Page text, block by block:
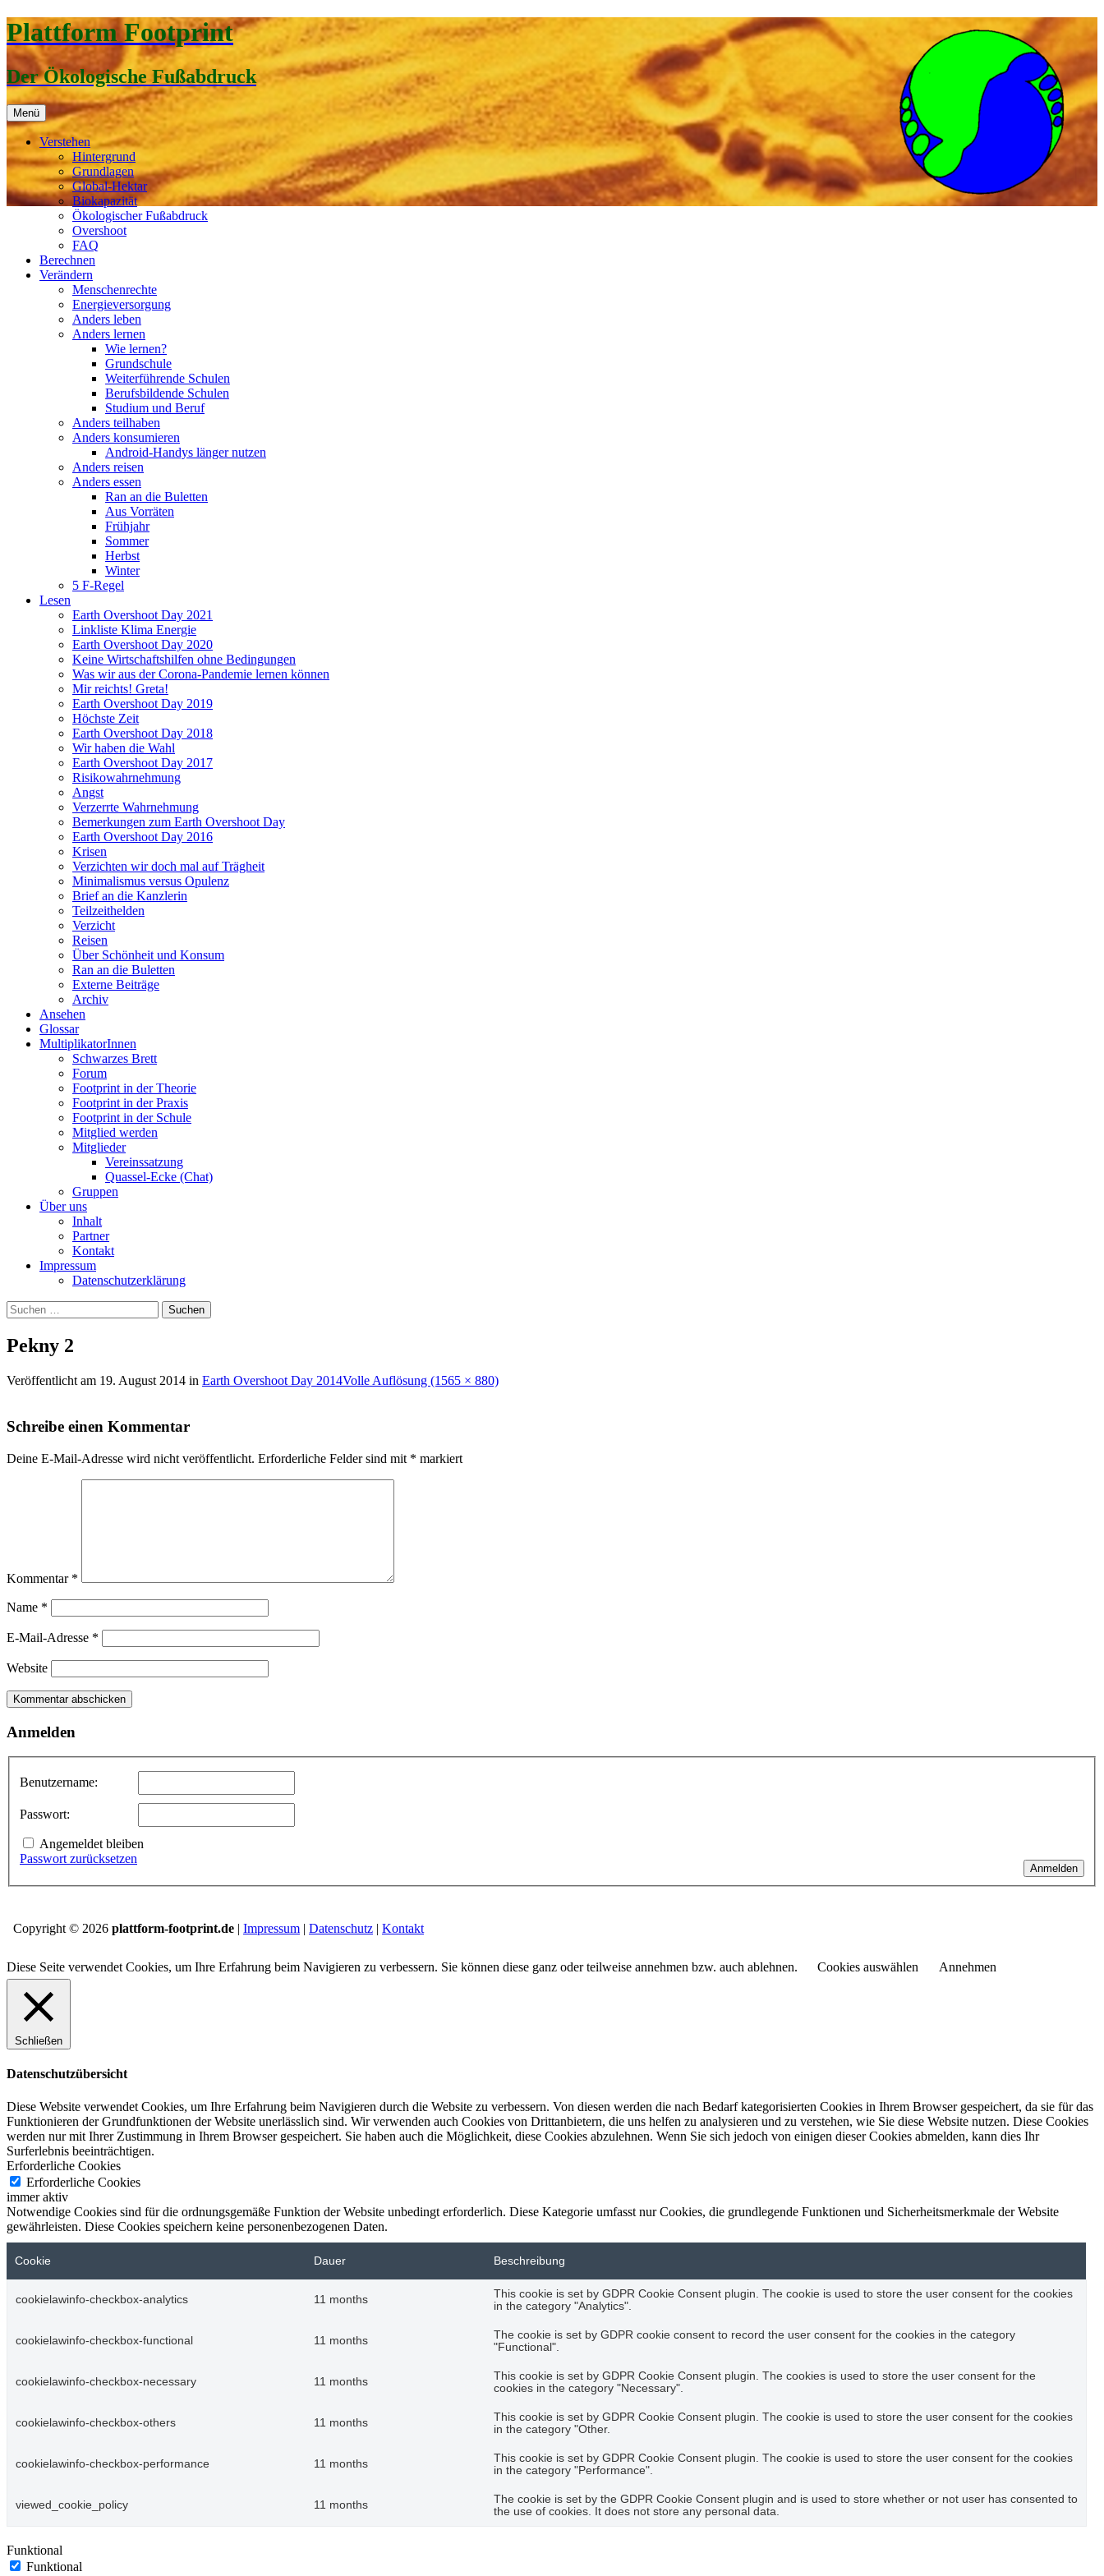
Zum
Inhalt
springen
Plattform Footprint
Der Ökologische Fußabdruck
Menü
Verstehen
Hintergrund
Grundlagen
Global-Hektar
Biokapazität
Ökologischer Fußabdruck
Overshoot
FAQ
Berechnen
Verändern
Menschenrechte
Energieversorgung
Anders leben
Anders lernen
Wie lernen?
Grundschule
Weiterführende Schulen
Berufsbildende Schulen
Studium und Beruf
Anders teilhaben
Anders konsumieren
Android-Handys länger nutzen
Anders reisen
Anders essen
Ran an die Buletten
Aus Vorräten
Frühjahr
Sommer
Herbst
Winter
5 F-Regel
Lesen
Earth Overshoot Day 2021
Linkliste Klima Energie
Earth Overshoot Day 2020
Keine Wirtschaftshilfen ohne Bedingungen
Was wir aus der Corona-Pandemie lernen können
Mir reichts! Greta!
Earth Overshoot Day 2019
Höchste Zeit
Earth Overshoot Day 2018
Wir haben die Wahl
Earth Overshoot Day 2017
Risikowahrnehmung
Angst
Verzerrte Wahrnehmung
Bemerkungen zum Earth Overshoot Day
Earth Overshoot Day 2016
Krisen
Verzichten wir doch mal auf Trägheit
Minimalismus versus Opulenz
Brief an die Kanzlerin
Teilzeithelden
Verzicht
Reisen
Über Schönheit und Konsum
Ran an die Buletten
Externe Beiträge
Archiv
Ansehen
Glossar
MultiplikatorInnen
Schwarzes Brett
Forum
Footprint in der Theorie
Footprint in der Praxis
Footprint in der Schule
Mitglied werden
Mitglieder
Vereinssatzung
Quassel-Ecke (Chat)
Gruppen
Über uns
Inhalt
Partner
Kontakt
Impressum
Datenschutzerklärung
Suchen
nach:
Pekny 2
Veröffentlicht am 19. August 2014 in Earth Overshoot Day 2014Volle Auflösung (1565 × 880)
Schreibe einen Kommentar
Deine E-Mail-Adresse wird nicht veröffentlicht. Erforderliche Felder sind mit * markiert
Kommentar *
Name *
E-Mail-Adresse *
Website
Anmelden
Benutzername:
Passwort:
Angemeldet bleiben
Anmelden
Passwort zurücksetzen
Copyright © 2026 plattform-footprint.de | Impressum | Datenschutz | Kontakt
Diese Seite verwendet Cookies, um Ihre Erfahrung beim Navigieren zu verbessern. Sie können diese ganz oder teilweise annehmen bzw. auch ablehnen. Cookies auswählen Annehmen
Schließen
Datenschutzübersicht
Diese Website verwendet Cookies, um Ihre Erfahrung beim Navigieren durch die Website zu verbessern. Von diesen werden die nach Bedarf kategorisierten Cookies in Ihrem Browser gespeichert, da sie für das
Funktionieren der Grundfunktionen der Website unerlässlich sind. Wir verwenden auch Cookies von Drittanbietern, die uns helfen zu analysieren und zu verstehen, wie Sie diese Website nutzen. Diese Cookies
werden nur mit Ihrer Zustimmung in Ihrem Browser gespeichert. Sie haben auch die Möglichkeit, diese Cookies abzulehnen. Wenn Sie sich jedoch von einigen dieser Cookies abmelden, kann dies Ihr
Surferlebnis beeinträchtigen.
Erforderliche Cookies
Erforderliche Cookies
immer aktiv
Notwendige Cookies sind für die ordnungsgemäße Funktion der Website unbedingt erforderlich. Diese Kategorie umfasst nur Cookies, die grundlegende Funktionen und Sicherheitsmerkmale der Website
gewährleisten. Diese Cookies speichern keine personenbezogenen Daten.
Cookie Dauer Beschreibung
cookielawinfo-checkbox-analytics 11 months
This cookie is set by GDPR Cookie Consent plugin. The cookie is used to store the user consent for the cookies
in the category "Analytics".
cookielawinfo-checkbox-functional 11 months
The cookie is set by GDPR cookie consent to record the user consent for the cookies in the category
"Functional".
cookielawinfo-checkbox-necessary 11 months
This cookie is set by GDPR Cookie Consent plugin. The cookies is used to store the user consent for the
cookies in the category "Necessary".
cookielawinfo-checkbox-others 11 months
This cookie is set by GDPR Cookie Consent plugin. The cookie is used to store the user consent for the cookies
in the category "Other.
cookielawinfo-checkbox-performance 11 months
This cookie is set by GDPR Cookie Consent plugin. The cookie is used to store the user consent for the cookies
in the category "Performance".
viewed_cookie_policy 11 months
The cookie is set by the GDPR Cookie Consent plugin and is used to store whether or not user has consented to
the use of cookies. It does not store any personal data.
Funktional
Funktional